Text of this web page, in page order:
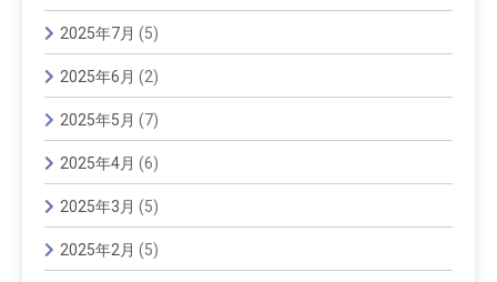
2025年7月 (5)
2025年6月 (2)
2025年5月 (7)
2025年4月 (6)
2025年3月 (5)
2025年2月 (5)